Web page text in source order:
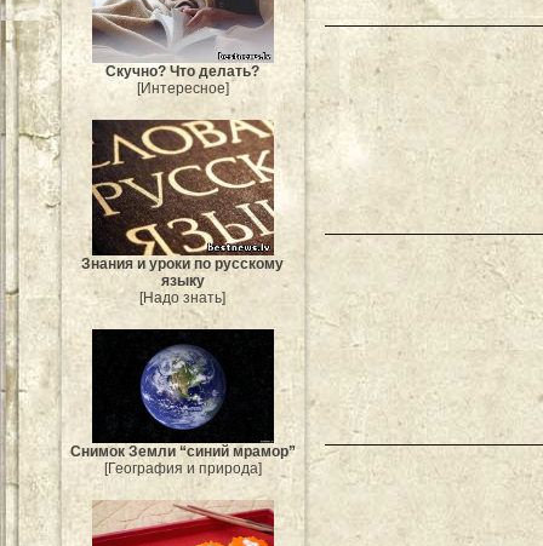
Скучно? Что делать?
[Интересное]
Знания и уроки по русскому
языку
[Надо знать]
Снимок Земли “синий мрамор”
[География и природа]